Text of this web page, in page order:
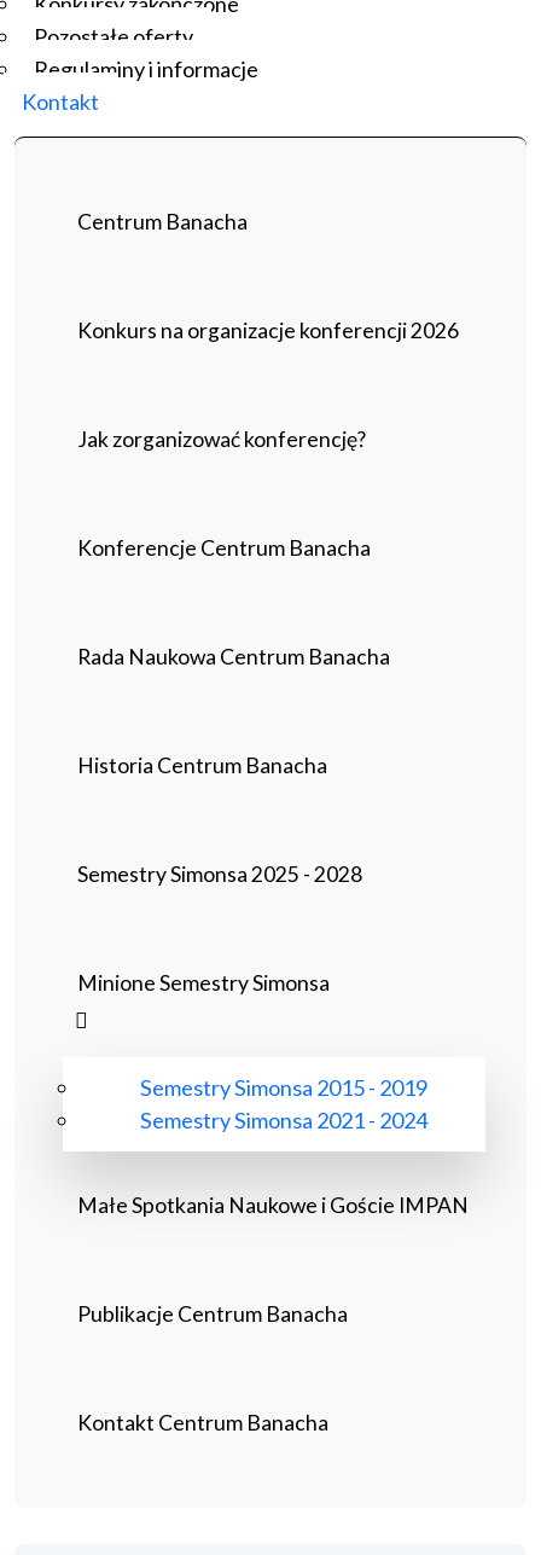
Pozostałe oferty
Regulaminy i informacje
Kontakt
Centrum Banacha
Konkurs na organizacje konferencji 2026
Jak zorganizować konferencję?
Konferencje Centrum Banacha
Rada Naukowa Centrum Banacha
Historia Centrum Banacha
Semestry Simonsa 2025 - 2028
Minione Semestry Simonsa
Semestry Simonsa 2015 - 2019
Semestry Simonsa 2021 - 2024
Małe Spotkania Naukowe i Goście IMPAN
Publikacje Centrum Banacha
Kontakt Centrum Banacha